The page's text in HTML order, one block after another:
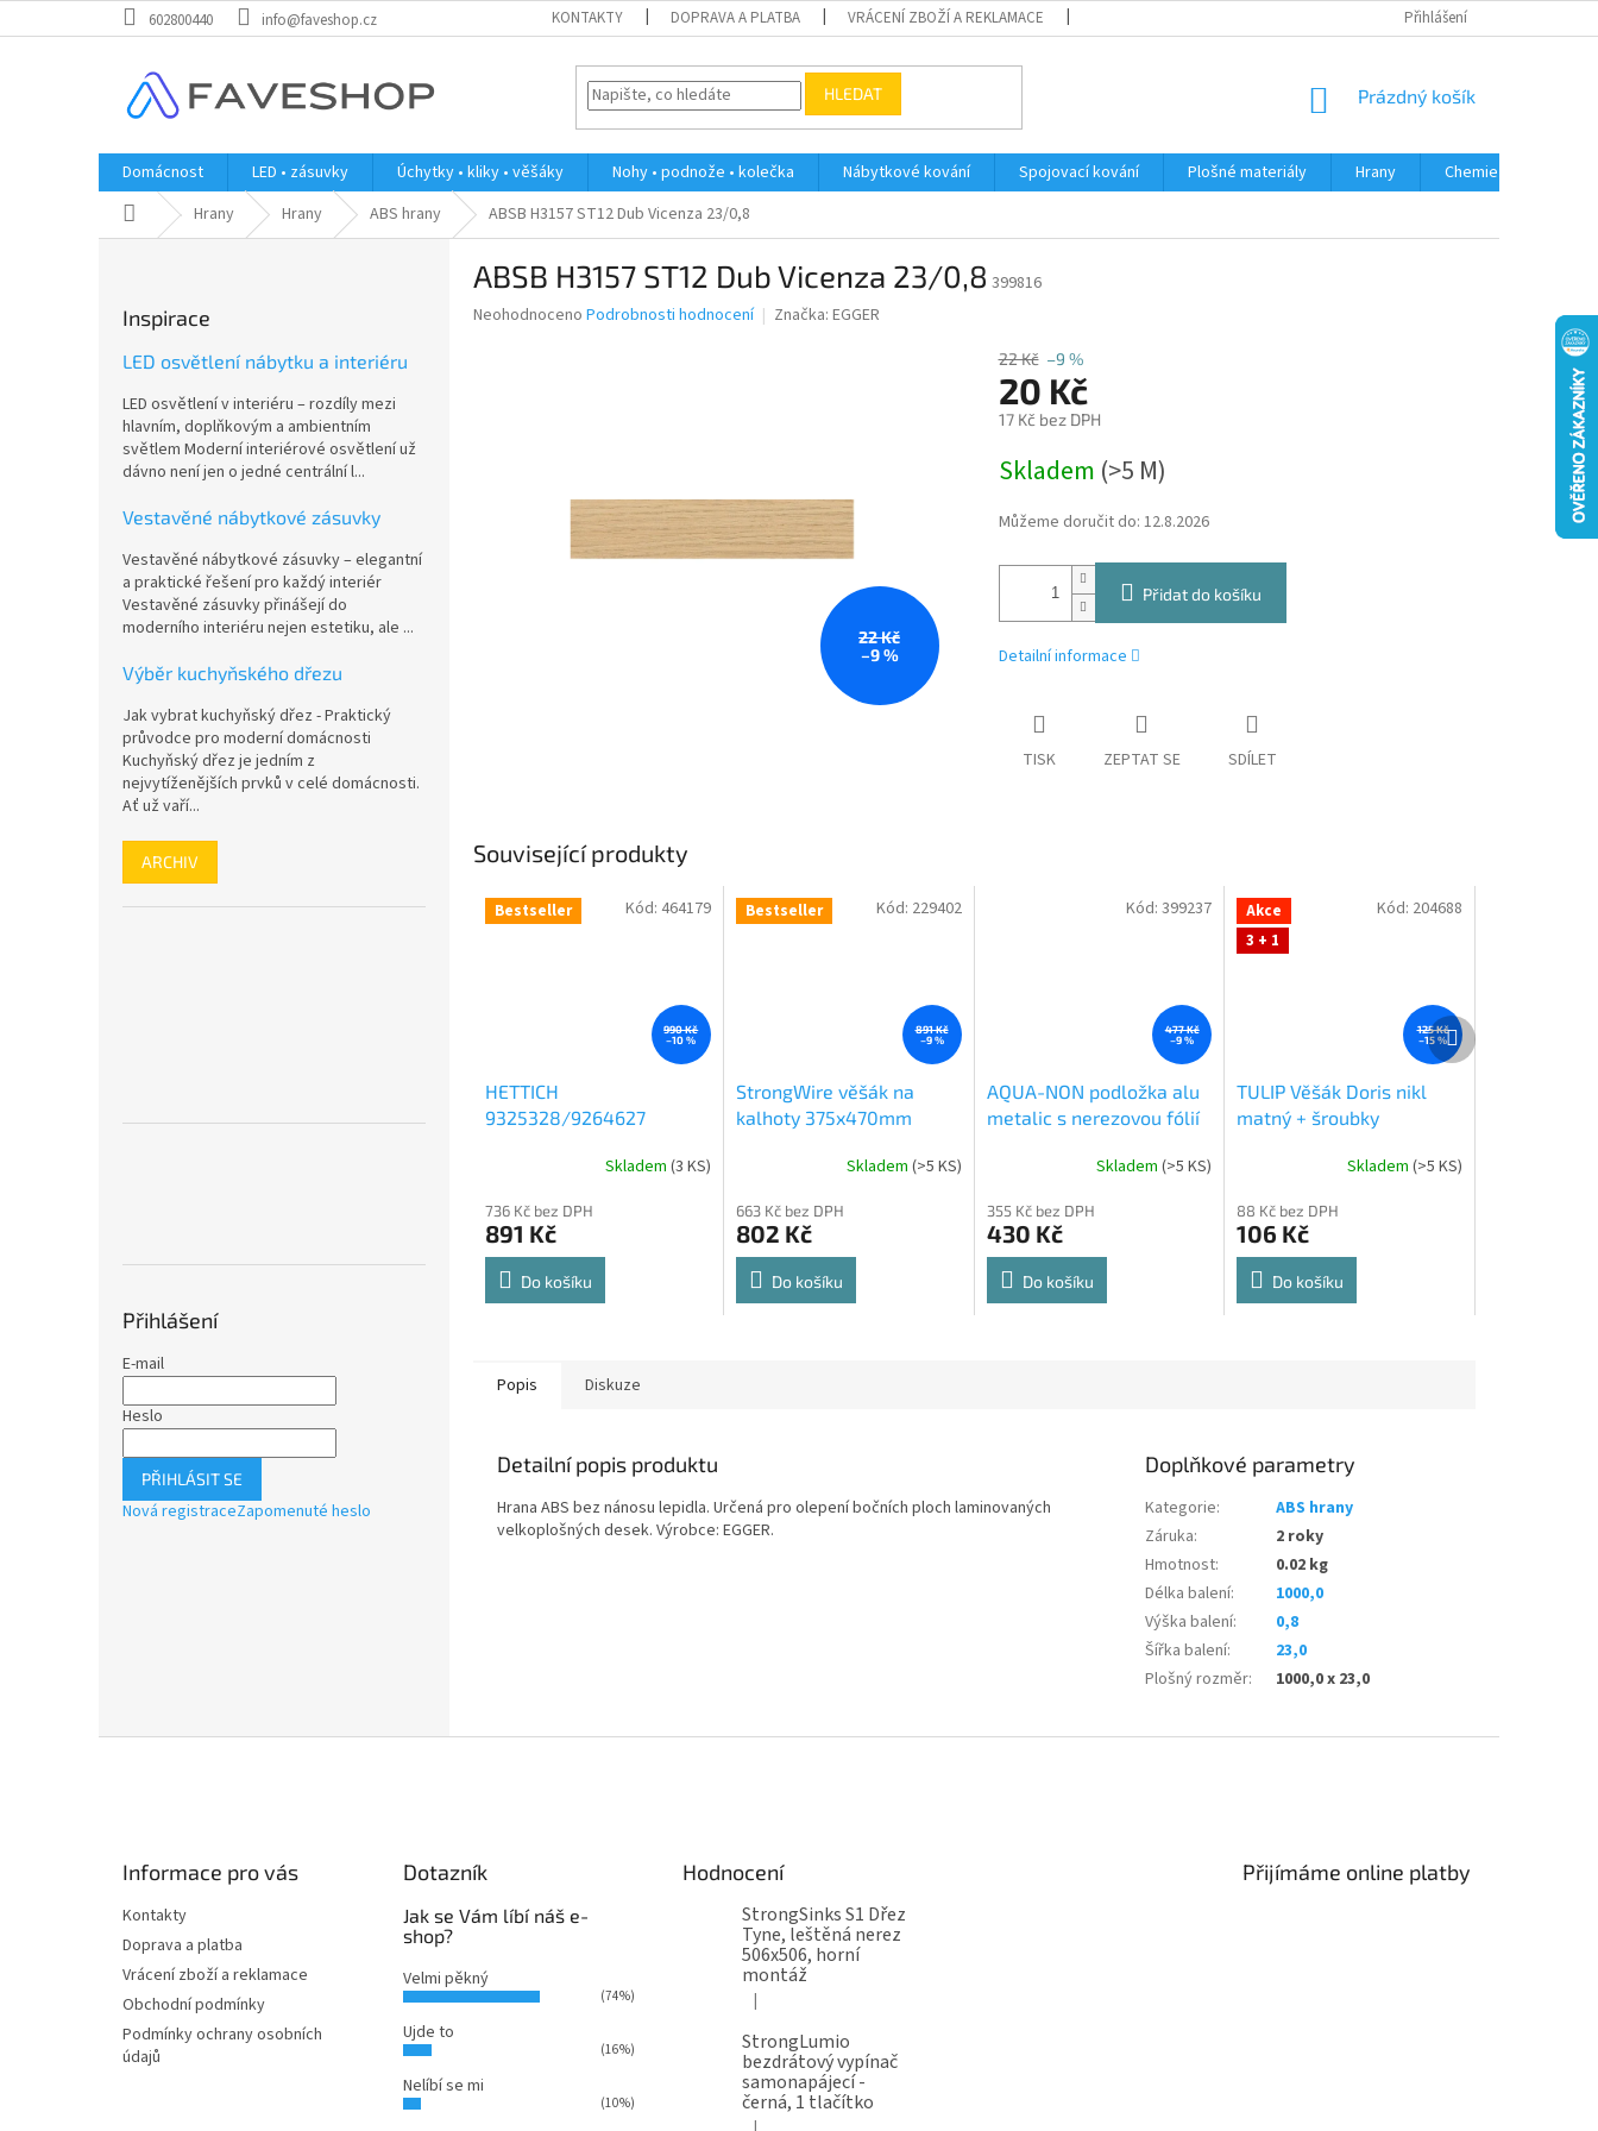
na
602800440 info@faveshop.cz KONTAKTY DOPRAVA A PLATBA VRÁCENÍ ZBOŽÍ A REKLAMACE PODMÍNKY OCHRANY OSOBNÍCH ÚDAJŮ
Přihlášení
HLEDAT
NÁKUPNÍ
Prázdný košík
Domácnost LED • zásuvky Úchytky • kliky • věšáky Nohy • podnože • kolečka Nábytkové kování Spojovací kování Plošné materiály Hrany
Chemie • doplňky
Domů Hrany Hrany ABS hrany ABSB H3157 ST12 Dub Vicenza 23/0,8
Inspirace
LED osvětlení nábytku a interiéru
LED osvětlení v interiéru – rozdíly mezi
hlavním, doplňkovým a ambientním
světlem Moderní interiérové osvětlení už
dávno není jen o jedné centrální l...
Vestavěné nábytkové zásuvky
Vestavěné nábytkové zásuvky – elegantní
a praktické řešení pro každý interiér
Vestavěné zásuvky přinášejí do
moderního interiéru nejen estetiku, ale ...
Výběr kuchyňského dřezu
Jak vybrat kuchyňský dřez - Praktický
průvodce pro moderní domácnosti
Kuchyňský dřez je jedním z
nejvytíženějších prvků v celé domácnosti.
Ať už vaří...
ARCHIV
Přihlášení
E-mail
Heslo
PŘIHLÁSIT SE
Nová registraceZapomenuté heslo
ABSB H3157 ST12 Dub Vicenza 23/0,8 399816
Průměrné
Neohodnoceno Podrobnosti hodnocení Značka: EGGER
22 Kč
–9 %
22 Kč –9 %
20 Kč
17 Kč bez DPH
cena:
Skladem (>5 M)
Můžeme doručit do: 12.8.2026
Přidat do košíku
Detailní informace
TISK ZEPTAT SE SDÍLET
Související produkty
Bestseller
990 Kč
–10 %
HETTICH
9325328/9264627
produktu
je
4,8
5
Skladem (3 KS)
736 Kč bez DPH
891 Kč
Do košíku
Kód: 464179 Bestseller
891 Kč
–9 %
StrongWire věšák na
kalhoty 375x470mm
produktu
je
4,8
5
Skladem (>5 KS)
663 Kč bez DPH
802 Kč
Do košíku
Kód: 229402
477 Kč
–9 %
AQUA-NON podložka alu
metalic s nerezovou fólií
produktu
je
4,6
5
Skladem(>5 KS)
355 Kč bez DPH
430 Kč
Do košíku
Kód:399237
Akce
3 + 1
125 Kč
–15 %
TULIP Věšák Doris nikl
matný + šroubky
produktu
je
5,0
5
Skladem(>5 KS)
88 Kč bez DPH
106 Kč
Do košíku
Kód: 204688
Další
produkt
Popis Diskuze
Detailní popis produktu
Hrana ABS bez nánosu lepidla. Určená pro olepení bočních ploch laminovaných
velkoplošných desek. Výrobce: EGGER.
Doplňkové parametry
Kategorie:
ABS hrany
Záruka:
2 roky
Hmotnost:
0.02 kg
Délka balení:
1000,0
Výška balení:
0,8
Šířka balení:
23,0
Plošný rozměr: 1000,0 x 23,0
Informace pro vás
Kontakty
Doprava a platba
Vrácení zboží a reklamace
Obchodní podmínky
Podmínky ochrany osobních
údajů
Dotazník
Jak se Vám líbí náš e-
shop?
Velmi pěkný
(74%)
Ujde to
(16%)
Nelíbí se mi
(10%)
Hodnocení
StrongSinks S1 Dřez
Tyne, leštěná nerez
506x506, horní
montáž
Hodnocení produktu je 5 z 5 hvězdiček.
|
StrongLumio
bezdrátový vypínač
samonapájecí -
černá, 1 tlačítko
Přijímáme online platby